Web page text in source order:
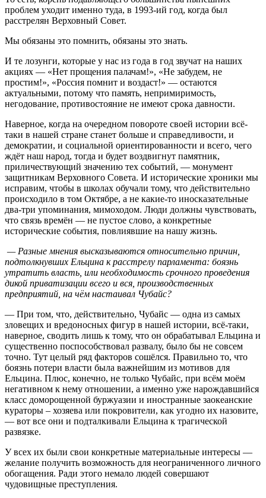
проблем уходит именно туда, в 1993-ий год, когда был
расстрелян Верховный Совет.
Мы обязаны это помнить, обязаны это знать.
И те лозунги, которые у нас из года в год звучат на наших
акциях — «Нет прощения палачам!», «Не забудем, не
простим!», «Россия помнит и воздаст!» — остаются
актуальными, потому что память, непримиримость,
негодование, противостояние не имеют срока давности.
Наверное, когда на очередном повороте своей истории всё-
таки в нашей стране станет больше и справедливости, и
демократии, и социальной ориентированности и всего, чего
ждёт наш народ, тогда и будет воздвигнут памятник,
приличествующий значению тех событий, — монумент
защитникам Верховного Совета. И исторические хроники мы
исправим, чтобы в школах обучали тому, что действительно
происходило в том Октябре, а не какие-то иносказательные
два-три упоминания, мимоходом. Люди должны чувствовать,
что связь времён — не пустое слово, а конкретные
исторические события, повлиявшие на нашу жизнь.
— Разные мнения высказываются относительно причин,
подтолкнувших Ельцина к расстрелу парламента: боязнь
утратить власть, или необходимость срочного проведения
дикой приватизации всего и вся, производственных
предприятий, на чём настаивал Чубайс?
— При том, что, действительно, Чубайс — одна из самых
зловещих и вредоносных фигур в нашей истории, всё-таки,
наверное, сводить лишь к тому, что он обрабатывал Ельцина и
существенно поспособствовал развалу, было бы не совсем
точно. Тут целый ряд факторов сошёлся. Правильно то, что
боязнь потери власти была важнейшим из мотивов для
Ельцина. Плюс, конечно, не только Чубайс, при всём моём
негативном к нему отношении, а именно уже нарождавшийся
класс доморощенной буржуазии и иностранные заокеанские
кураторы – хозяева или покровители, как угодно их назовите,
— вот все они и подталкивали Ельцина к трагической
развязке.
У всех их были свои конкретные материальные интересы —
желание получить возможность для неограниченного личного
обогащения. Ради этого немало людей совершают
чудовищные преступления.